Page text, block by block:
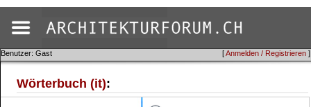
[Anmelden / Registrieren ]
Benutzer: Gast
Wörterbuch (it):